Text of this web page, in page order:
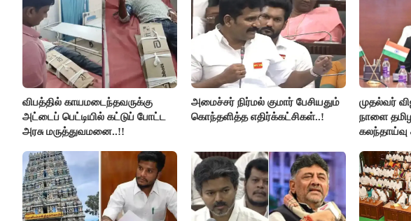
விபத்தில் காயமடைந்தவருக்கு
அட்டைப் பெட்டியில் கட்டுப் போட்ட
அரசு மருத்துவமனை..!!
அமைச்சர் நிர்மல் குமார் பேசியதும்
கொந்தளித்த எதிர்க்கட்சிகள்..!
முதல்வர்
நாளை
கலந்தாய்வு